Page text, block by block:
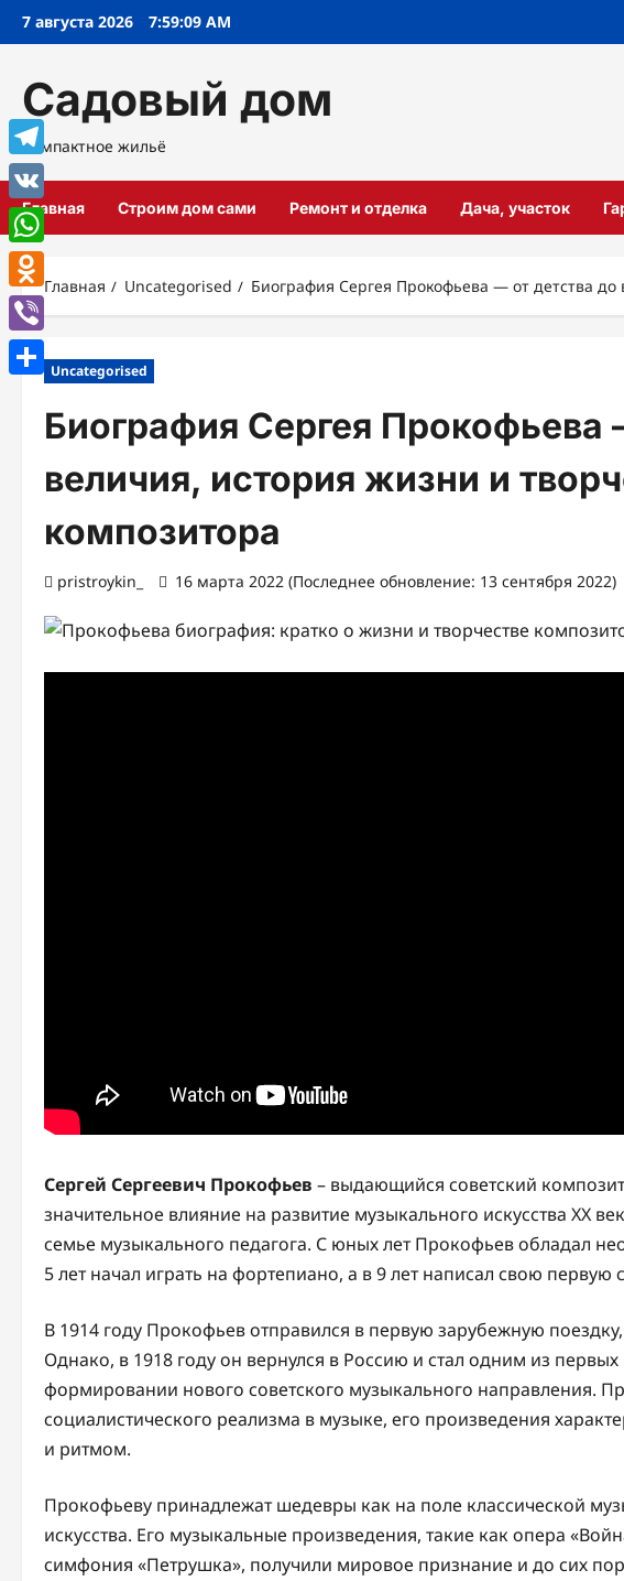
Перейти
7 августа 2026 7:59:10 AM
Садовый дом
Компактное жильё
Главная Строим дом сами Ремонт и отделка Дача, участок
Главная Uncategorised Биография Сергея Прокофьева — от детства
Uncategorised
Биография Сергея Прокофьева
величия, история жизни и
композитора
pristroykin_ 16 марта 2022 (Последнее обновление: 13 сентября 2022)
Сергей Сергеевич Прокофьев – выдающийся советский
значительное влияние на развитие музыкального искусства XX
семье музыкального педагога. С юных лет Прокофьев обладал
5 лет начал играть на фортепиано, а в 9 лет написал свою первую
В 1914 году Прокофьев отправился в первую зарубежную
Однако, в 1918 году он вернулся в Россию и стал одним из
формировании нового советского музыкального направления.
социалистического реализма в музыке, его произведения
и ритмом.
Прокофьеву принадлежат шедевры как на поле классической
искусства. Его музыкальные произведения, такие как опера
симфония «Петрушка», получили мировое признание и до сих
Telegram
VK
WhatsApp
Odnoklassniki
Viber